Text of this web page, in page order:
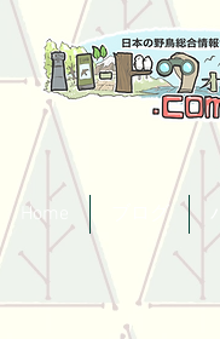
Home ブログ